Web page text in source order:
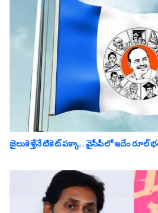
జైలుకెళ్తేనే టికెట్ పక్కా.. వైసీపీలో ఇదేం రూల్